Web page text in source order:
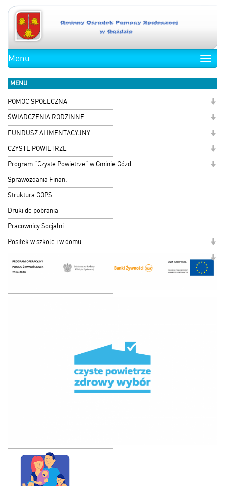
Toggle
Menu
MENU
POMOC SPOŁECZNA
ŚWIADCZENIA RODZINNE
FUNDUSZ ALIMENTACYJNY
CZYSTE POWIETRZE
Program "Czyste Powietrze" w Gminie Gózd
Sprawozdania Finan.
Struktura GOPS
Druki do pobrania
Pracownicy Socjalni
Posiłek w szkole i w domu